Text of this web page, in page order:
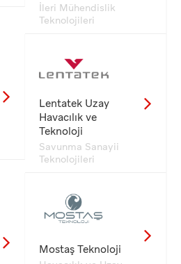
İleri Mühendislik
Teknolojileri
Lentatek Uzay
Havacılık ve
Teknoloji
Savunma Sanayii
Teknolojileri
Mostaş Teknoloji